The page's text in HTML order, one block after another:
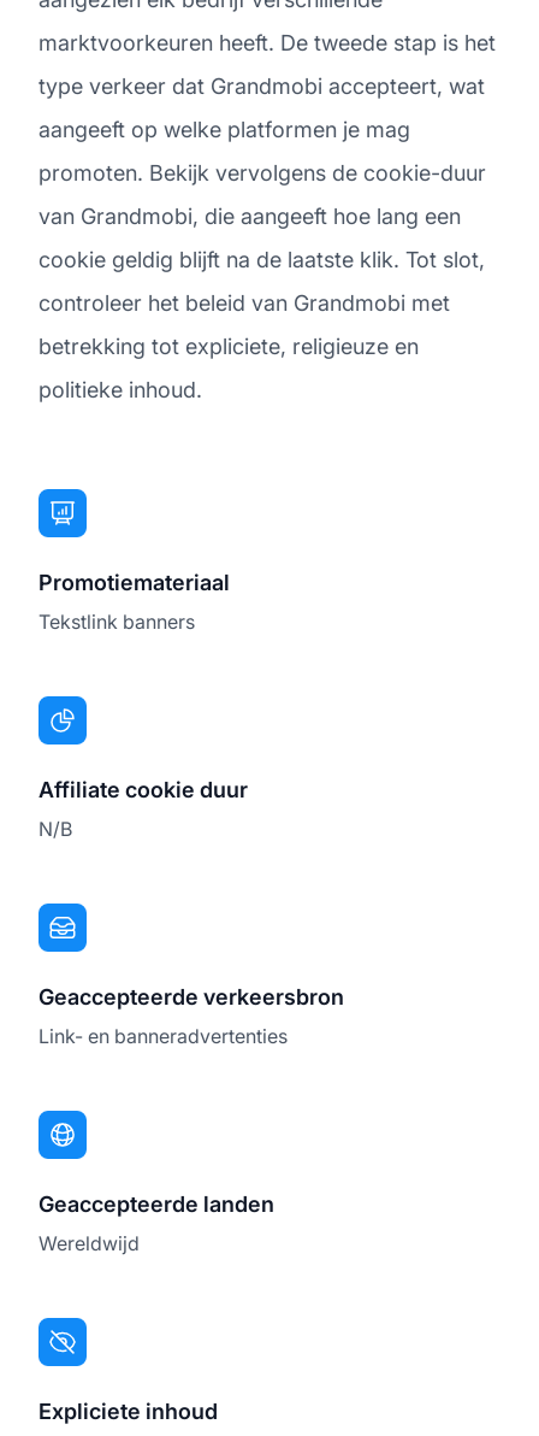
marktvoorkeuren heeft. De tweede stap is het
type verkeer dat Grandmobi accepteert, wat
aangeeft op welke platformen je mag
promoten. Bekijk vervolgens de cookie-duur
van Grandmobi, die aangeeft hoe lang een
cookie geldig blijft na de laatste klik. Tot slot,
controleer het beleid van Grandmobi met
betrekking tot expliciete, religieuze en
politieke inhoud.
Promotiemateriaal
Tekstlink banners
Affiliate cookie duur
N/B
Geaccepteerde verkeersbron
Link- en banneradvertenties
Geaccepteerde landen
Wereldwijd
Expliciete inhoud